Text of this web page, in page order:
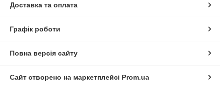
Доставка та оплата
Графік роботи
Повна версія сайту
Сайт створено на маркетплейсі Prom.ua